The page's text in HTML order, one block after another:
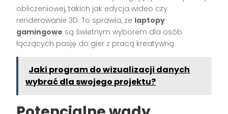
obliczeniowej, takich jak edycja wideo czy
renderowanie 3D. To sprawia, że laptopy
gamingowe są świetnym wyborem dla osób
łączących pasję do gier z pracą kreatywną.
Jaki program do wizualizacji danych
wybrać dla swojego projektu?